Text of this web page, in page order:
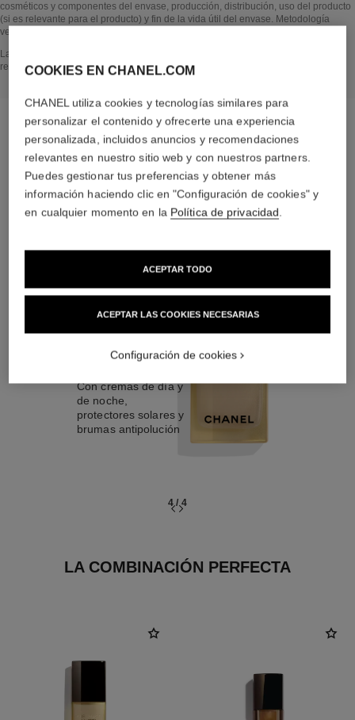
cosméticos y componentes del envase, producción, distribución, uso del producto
(si es relevante para el producto) y fin de la vida útil del envase. Metodología
verificada por Bureau Veritas.
Volver al título↩
La sección EN EL CORAZÓN DEL PRODUCTO se basa en la información
recopilada y validada en abril de 2024.
la rutina específica
04
CUIDAR
Con cremas de día y
de noche,
protectores solares y
brumas antipolución
4/4
LA COMBINACIÓN PERFECTA
COOKIES EN CHANEL.COM
CHANEL utiliza cookies y tecnologías similares para
personalizar el contenido y ofrecerte una experiencia
personalizada, incluidos anuncios y recomendaciones
relevantes en nuestro sitio web y con nuestros partners.
Puedes gestionar tus preferencias y obtener más
información haciendo clic en "Configuración de cookies" y
en cualquier momento en la Política de privacidad
ACEPTAR LAS COOKIES NECESARIAS
ACEPTAR TODO
Configuración de cookies